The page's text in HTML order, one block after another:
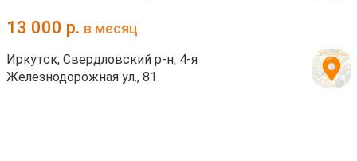
13 000 р. в месяц
Иркутск, Свердловский р-н, 4-я
Железнодорожная ул., 81